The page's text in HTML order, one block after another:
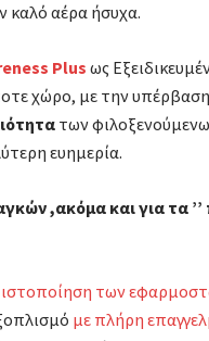
καλό αέρα ήσυχα.
Plus ως
χώρο, με την
των
ευημερία.
,ακόμα και για τα ’’
των
με πλήρη